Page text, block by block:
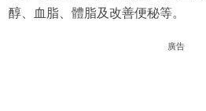
醇、血脂、體脂及改善便秘等。
廣告